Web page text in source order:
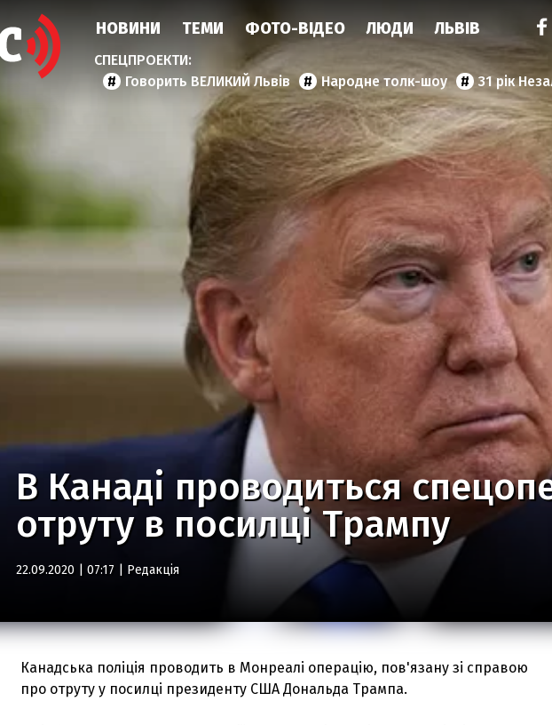
НОВИНИ ТЕМИ ФОТО-ВІДЕО ЛЮДИ ЛЬВІВ
Говорить ВЕЛИКИЙ Львів Народне толк-шоу 31 рік
В Канаді проводиться
отруту в посилці Трампу
22.09.2020 | 07:17 | Редакція
Канадська поліція проводить в Монреалі операцію, пов'язану зі справою
про отруту у посилці президенту США Дональда Трампа.